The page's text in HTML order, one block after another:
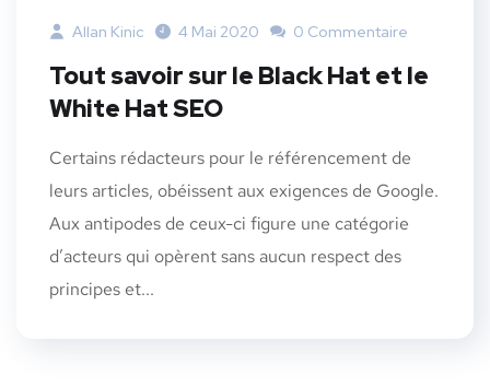
Allan Kinic 4 Mai 2020 0 Commentaire
Tout savoir sur le Black Hat et le
White Hat SEO
Certains rédacteurs pour le référencement de
leurs articles, obéissent aux exigences de Google.
Aux antipodes de ceux-ci figure une catégorie
d’acteurs qui opèrent sans aucun respect des
principes et...